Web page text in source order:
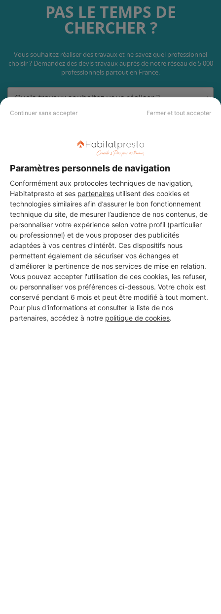
Continuer sans accepter Fermer et tout accepter
Paramètres personnels de navigation
Conformément aux protocoles techniques de navigation,
Habitatpresto et ses partenaires utilisent des cookies et
technologies similaires afin d’assurer le bon fonctionnement
technique du site, de mesurer l’audience de nos contenus, de
personnaliser votre expérience selon votre profil (particulier
ou professionnel) et de vous proposer des publicités
adaptées à vos centres d’intérêt. Ces dispositifs nous
permettent également de sécuriser vos échanges et
d'améliorer la pertinence de nos services de mise en relation.
Vous pouvez accepter l'utilisation de ces cookies, les refuser,
ou personnaliser vos préférences ci-dessous. Votre choix est
conservé pendant 6 mois et peut être modifié à tout moment.
Pour plus d'informations et consulter la liste de nos
partenaires, accédez à notre politique de cookies.
PAS LE TEMPS DE
CHERCHER ?
Vous souhaitez réaliser des travaux et ne savez quel professionnel
choisir ? Demandez des devis travaux auprès de notre réseau de 5 000
professionnels partout en France.
DEMANDER UN DEVIS